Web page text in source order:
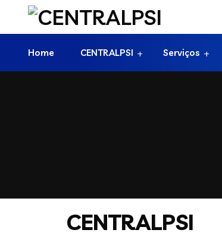
Home CENTRALPSI Serviços
CENTRALPSI